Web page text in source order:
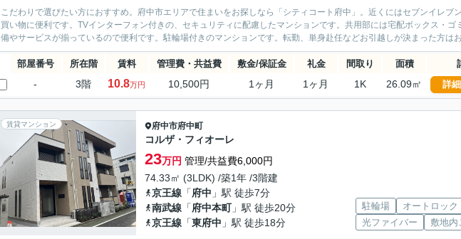
こだわりで選びたい方におすすめ。府中市エリアで住まいをお探しなら「シティコート府中」。近くにはセブンイレブ
買い物に便利です。TVインターフォン付きの、セキュリティに配慮したマンションです。共用部には宅配ボックス・ゴ
備やサービスが揃っているので便利です。駐輪場付きのマンションです。転勤、単身赴任などお引越しが決まった方は
部屋番号 所在階 賃料 管理費・共益費 敷金/保証金 礼金 間取り 面積
- 3階 10.8万円 10,500円 1ヶ月 1ヶ月 1K 26.09㎡ 詳
賃貸マンション 府中市府中町
コルザ・フィオーレ
23万円 管理/共益費6,000円
74.33㎡ (3LDK) /築1年 /3階建
京王線 「府中 」駅 徒歩7分
南武線 「府中本町」駅 徒歩20分
京王線 「東府中 」駅 徒歩18分
駐輪場 オートロック
光ファイバー
敷地内